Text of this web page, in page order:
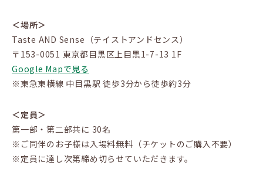
＜場所＞
Taste AND Sense（テイストアンドセンス）
〒153-0051 東京都目黒区上目黒1-7-13 1F
Google Mapで見る
※東急東横線 中目黒駅 徒歩3分から徒歩約3分
＜定員＞
第一部・第二部共に 30名
※ご同伴のお子様は入場料無料（チケットのご購入不要）
※定員に達し次第締め切らせていただきます。